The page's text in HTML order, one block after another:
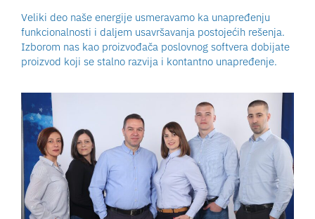
Veliki deo naše energije usmeravamo ka unapređenju
funkcionalnosti i daljem usavršavanja postojećih rešenja.
Izborom nas kao proizvođača poslovnog softvera dobijate
proizvod koji se stalno razvija i kontantno unapređenje.